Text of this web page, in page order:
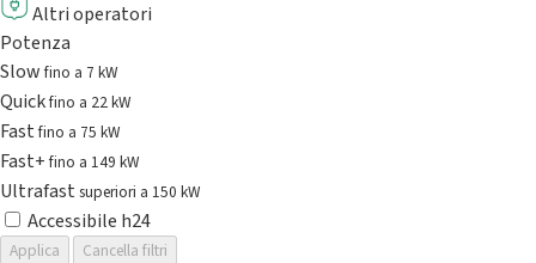
Altri operatori
Potenza
Slowfino a 7 kW
Quickfino a 22 kW
Fastfino a 75 kW
Fast+fino a 149 kW
Ultrafast superiori a 150 kW
Accessibile h24
Applica
Cancella filtri